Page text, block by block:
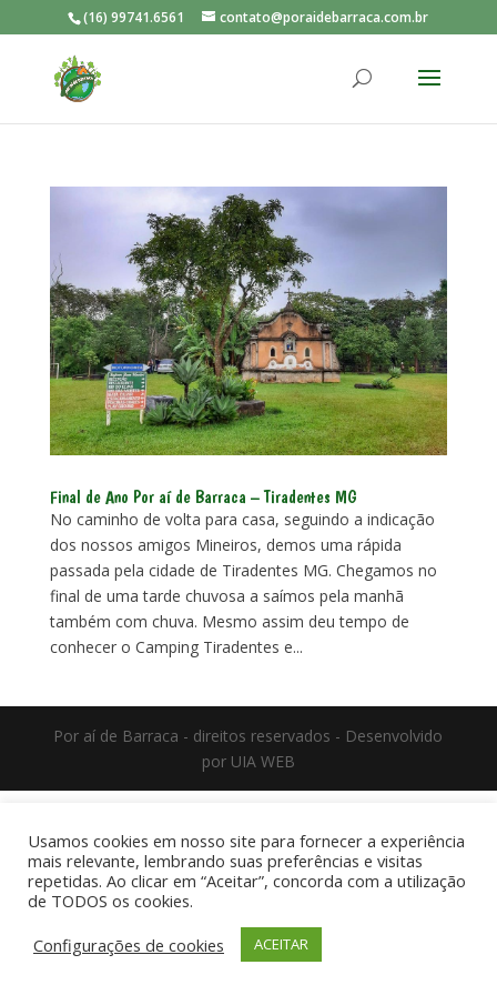
(16) 99741.6561 contato@poraidebarraca.com.br
Final de Ano Por aí de Barraca – Tiradentes MG
No caminho de volta para casa, seguindo a indicação
dos nossos amigos Mineiros, demos uma rápida
passada pela cidade de Tiradentes MG. Chegamos no
final de uma tarde chuvosa a saímos pela manhã
também com chuva. Mesmo assim deu tempo de
conhecer o Camping Tiradentes e...
Por aí de Barraca - direitos reservados - Desenvolvido
por UIA WEB
Usamos cookies em nosso site para fornecer a experiência
mais relevante, lembrando suas preferências e visitas
repetidas. Ao clicar em “Aceitar”, concorda com a utilização
de TODOS os cookies.
Configurações de cookies
ACEITAR